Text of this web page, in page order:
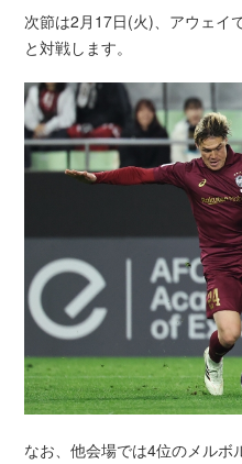
次節は2月17日(火)、アウェイ
と対戦します。
なお、他会場では4位のメルボ